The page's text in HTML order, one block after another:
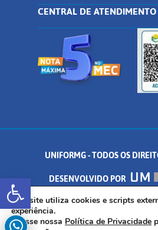
Abrir a barra de
CENTRAL DE ATENDIMENTO
UNIFORMG - TODOS OS
DESENVOLVIDO POR
AV. DR. ARNALDO DE SENNA, 328 -
35.574.530
Este site utiliza cookies e scripts
experiência.
Acesse nossa Política de Privacidade